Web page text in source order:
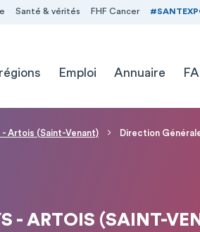
Santé & vérités FHF Cancer
Emploi Annuaire
- Artois (Saint-Venant) Direction
- ARTOIS (SAINT-